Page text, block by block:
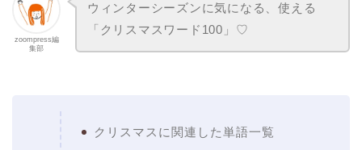
zoompress編
集部
ウィンターシーズンに気になる、使える
「クリスマスワード100」♡
クリスマスに関連した単語一覧